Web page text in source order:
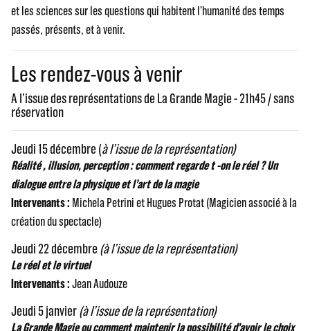
et les sciences sur les questions qui habitent l’humanité des temps
passés, présents, et à venir.
Les rendez-vous à venir
A l’issue des représentations de La Grande Magie - 21h45 / sans
réservation
Jeudi 15 décembre (à l’issue de la représentation)
Réalité , illusion, perception : comment regarde t -on le réel ? Un
dialogue entre la physique et l’art de la magie
Intervenants : Michela Petrini et Hugues Protat (Magicien associé à la
création du spectacle)
Jeudi 22 décembre(à l’issue de la représentation)
Le réel et le virtuel
Intervenants :Jean Audouze
Jeudi 5 janvier(à l’issue de la représentation)
La Grande Magie ou comment maintenir la possibilité d'avoir le choix